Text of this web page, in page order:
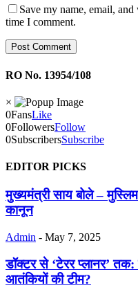
Save my name, email,
time I comment.
RO No. 13954/108
×
0FansLike
0FollowersFollow
0SubscribersSubscribe
EDITOR PICKS
मुख्यमंत्री साय बोले –
कानून
Admin - May 7, 2025
डॉक्टर से ‘टेरर प्लानर’ तक:
आतंकियों की टीम?